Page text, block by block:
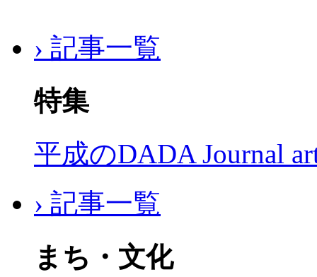
› 記事一覧
特集
平成のDADA Journal
› 記事一覧
まち・文化